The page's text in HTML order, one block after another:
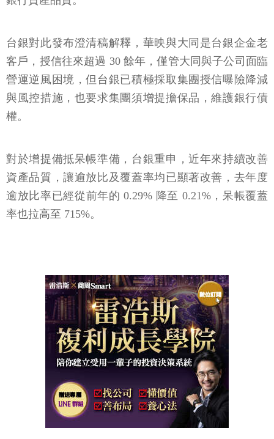
台銀對此發布澄清稿解釋，華映與大同是台銀企金老
客戶，授信往來超過 30 餘年，僅管大同與子公司面臨
營運逆風困境，但台銀已積極採取集團授信曝險降減
與風控措施，也要求集團須增提擔保品，維護銀行債
權。
對於增提備抵呆帳準備，台銀重申，近年來持續改善
資產品質，讓逾放比及覆蓋率均已顯著改善，去年度
逾放比率已經從前年的 0.29% 降至 0.21%，呆帳覆蓋
率也拉高至 715%。